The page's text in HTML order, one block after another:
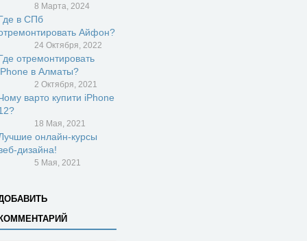
8 Марта, 2024
в СПб
Айфон?
24 Октября, 2022
отремонтировать
в Алматы?
2 Октября, 2021
варто купити iPhone
18 Мая, 2021
онлайн-курсы
дизайна!
5 Мая, 2021